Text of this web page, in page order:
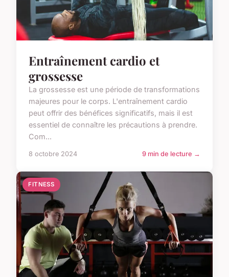
Entraînement cardio et
grossesse
La grossesse est une période de transformations
majeures pour le corps. L'entraînement cardio
peut offrir des bénéfices significatifs, mais il est
essentiel de connaître les précautions à prendre.
Com...
8 octobre 2024 9 min de lecture →
FITNESS